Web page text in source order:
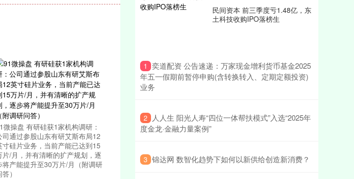
微操盘 有研硅获1家机构调研：
司通过参股山东有研艾斯布局12
寸硅片业务，当前产能已达到15
片/月，并有清晰的扩产规划，逐
将产能提升至30万片/月（附调研
）
民间资本 前三季度亏1.48亿，东
土科技收购IPO落榜生
1 ​奕道配资 公告速递：万家现金增利货币基金2025
年五一假期前暂停申购(含转换转入、定期定额投资)
业务
2
​人人生 阳光人寿“四位一体帮扶模式”入选“2025年
度金龙·金融力量案例”
3 ​锦达网 数智化趋势下如何以新供给创造新消费？